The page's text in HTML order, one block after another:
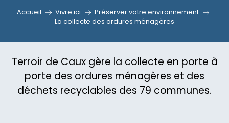
Accueil Vivre ici
Préserver votre environnement
La collecte des ordures ménagères
Terroir de Caux gère la collecte en porte à
porte des ordures ménagères et des
déchets recyclables des 79 communes.